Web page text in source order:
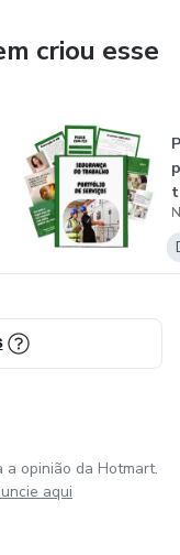
de Segurança do
mas muito
criou esse
opinião da Hotmart.
aqui